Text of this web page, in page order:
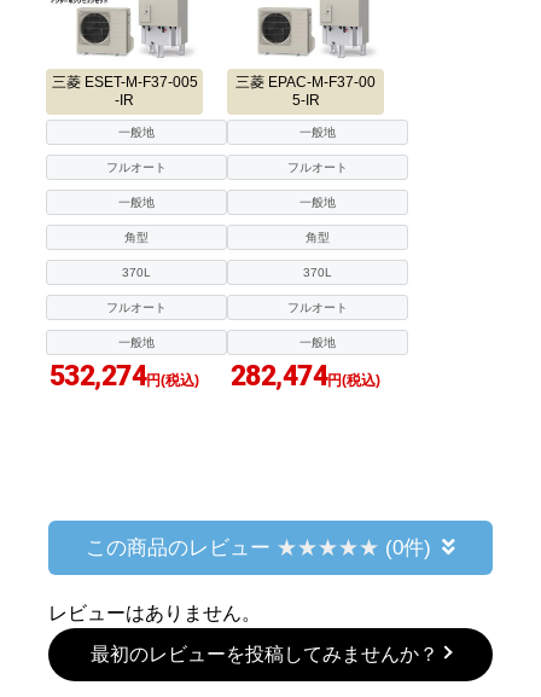
三菱 ESET-M-F37-005
-IR
一般地
フルオート
一般地
角型
370L
フルオート
一般地
532,274円(税込)
三菱 EPAC-M-F37-00
5-IR
一般地
フルオート
一般地
角型
370L
フルオート
一般地
282,474円(税込)
この商品のレビュー (0件)
レビューはありません。
最初のレビューを投稿してみませんか？